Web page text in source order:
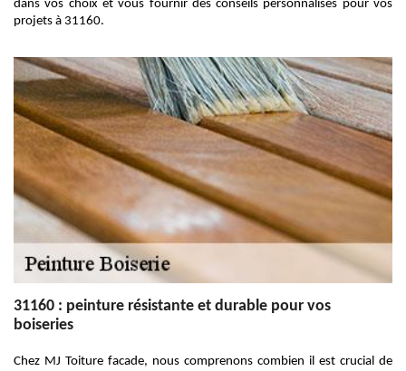
dans vos choix et vous fournir des conseils personnalisés pour vos
projets à 31160.
31160 : peinture résistante et durable pour vos
boiseries
Chez MJ Toiture facade, nous comprenons combien il est crucial de